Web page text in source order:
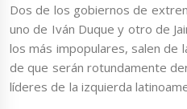
Dos de los gobiernos de
uno de Iván Duque y otro de
los más impopulares, salen de
de que serán rotundamente
líderes de la izquierda